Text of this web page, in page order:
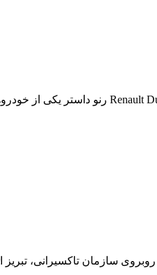
روبروی سازمان تاکسیرانی،